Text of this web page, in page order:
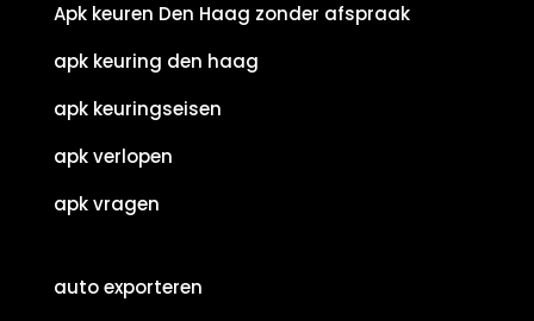
Apk keuren Den Haag zonder afspraak
apk keuring den haag
apk keuringseisen
apk verlopen
apk vragen
auto exporteren